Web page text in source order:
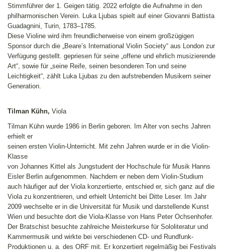
Stimmführer der 1. Geigen tätig. 2022 erfolgte die Aufnahme in den
philharmonischen Verein. Luka Ljubas spielt auf einer Giovanni Battista
Guadagnini, Turin, 1783–1785.
Diese Violine wird ihm freundlicherweise von einem großzügigen
Sponsor durch die „Beare’s International Violin Society“ aus London zur
Verfügung gestellt. gepriesen für seine „offene und ehrlich musizierende
Art“, sowie für „seine Reife, seinen besonderen Ton und seine
Leichtigkeit“, zählt Luka Ljubas zu den aufstrebenden Musikern seiner
Generation.
Tilman Kühn, Viola
Tilman Kühn wurde 1986 in Berlin geboren. Im Alter von sechs Jahren
erhielt er
seinen ersten Violin-Unterricht. Mit zehn Jahren wurde er in die Violin-
Klasse
von Johannes Kittel als Jungstudent der Hochschule für Musik Hanns
Eisler Berlin aufgenommen. Nachdem er neben dem Violin-Studium
auch häufiger auf der Viola konzertierte, entschied er, sich ganz auf die
Viola zu konzentrieren, und erhielt Unterricht bei Ditte Leser. Im Jahr
2009 wechselte er in die Universität für Musik und darstellende Kunst
Wien und besuchte dort die Viola-Klasse von Hans Peter Ochsenhofer.
Der Bratschist besuchte zahlreiche Meisterkurse für Sololiteratur und
Kammermusik und wirkte bei verschiedenen CD- und Rundfunk-
Produktionen u. a. des ORF mit. Er konzertiert regelmäßig bei Festivals